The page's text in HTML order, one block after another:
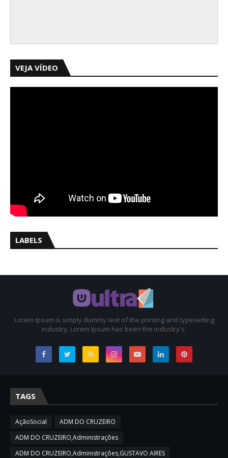
VEJA VÍDEO
LABELS
Lorem Ipsum is simply dummy text of the printing and typesetting
industry. Lorem Ipsum has been the industry's.
TAGS
AçãoSocial
ADM DO CRUZEIRO
ADM DO CRUZEIRO,Administrações
ADM DO CRUZEIRO,Administrações,GUSTAVO AIRES